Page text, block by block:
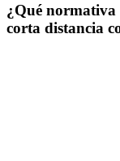
¿Qué normativa
corta distancia